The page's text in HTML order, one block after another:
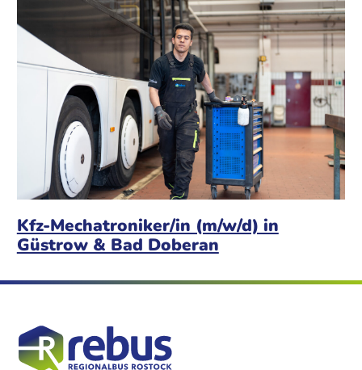
Kfz-Mechatroniker/in (m/w/d) in
Güstrow & Bad Doberan